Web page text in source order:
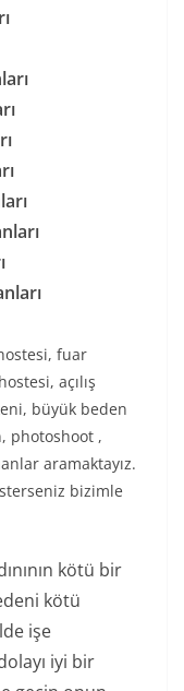
fuar
açılış
büyük beden
photoshoot ,
aramaktayız.
bizimle
kötü bir
kötü
işe
iyi bir